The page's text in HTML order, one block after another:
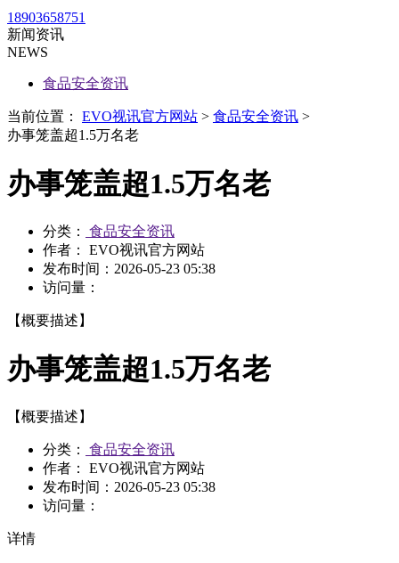
18903658751
新闻资讯
NEWS
食品安全资讯
当前位置： EVO视讯官方网站 > 食品安全资讯 >
办事笼盖超1.5万名老
办事笼盖超1.5万名老
分类：
食品安全资讯
作者： EVO视讯官方网站
发布时间： 2026-05-23 05:38
访问量：
【概要描述】
办事笼盖超1.5万名老
【概要描述】
分类：
食品安全资讯
作者： EVO视讯官方网站
发布时间： 2026-05-23 05:38
访问量：
详情